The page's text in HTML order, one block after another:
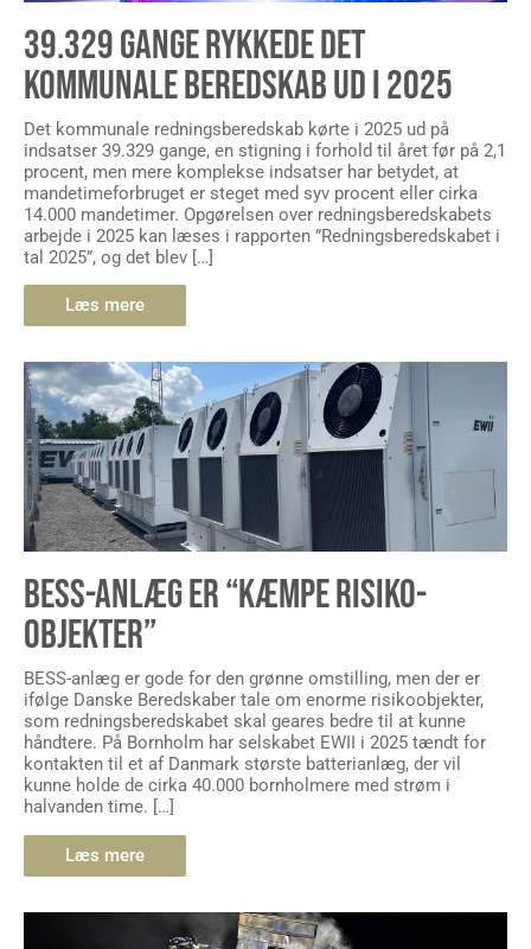
39.329 GANGE RYKKEDE DET
KOMMUNALE BEREDSKAB UD I 2025
Det kommunale redningsberedskab kørte i 2025 ud på
indsatser 39.329 gange, en stigning i forhold til året før på 2,1
procent, men mere komplekse indsatser har betydet, at
mandetimeforbruget er steget med syv procent eller cirka
14.000 mandetimer. Opgørelsen over redningsberedskabets
arbejde i 2025 kan læses i rapporten ”Redningsberedskabet i
tal 2025”, og det blev […]
Læs mere
BESS-ANLÆG ER “KÆMPE RISIKO-
OBJEKTER”
BESS-anlæg er gode for den grønne omstilling, men der er
ifølge Danske Beredskaber tale om enorme risikoobjekter,
som redningsberedskabet skal geares bedre til at kunne
håndtere. På Bornholm har selskabet EWII i 2025 tændt for
kontakten til et af Danmark største batterianlæg, der vil
kunne holde de cirka 40.000 bornholmere med strøm i
halvanden time. […]
Læs mere